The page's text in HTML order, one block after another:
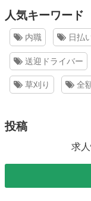
人気キーワード
内職 日払
送迎ドライバー
草刈り 全
投稿
求